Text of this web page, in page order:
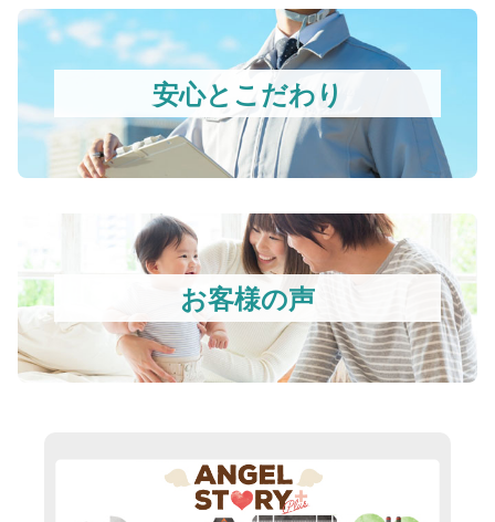
安心とこだわり
お客様の声